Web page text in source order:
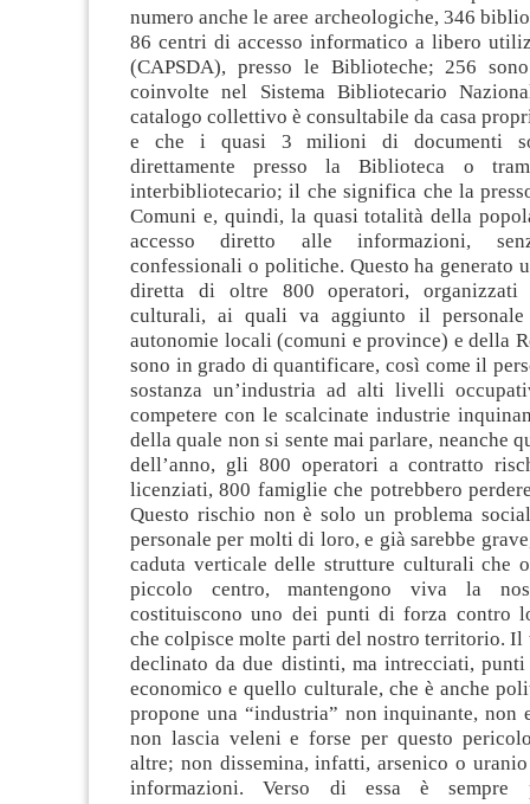
numero anche le aree archeologiche, 346
86 centri di accesso informatico a libero
(CAPSDA), presso le Biblioteche; 256
coinvolte nel Sistema Bibliotecario
catalogo collettivo è consultabile da casa
e che i quasi 3 milioni di documenti
direttamente presso la Biblioteca o
interbibliotecario; il che significa che la
Comuni e, quindi, la quasi totalità della
accesso diretto alle informazioni,
confessionali o politiche. Questo ha generato
diretta di oltre 800 operatori, organizzati
culturali, ai quali va aggiunto il
autonomie locali (comuni e province) e della
sono in grado di quantificare, così come il
sostanza un’industria ad alti livelli
competere con le scalcinate industrie
della quale non si sente mai parlare, neanche
dell’anno, gli 800 operatori a contratto
licenziati, 800 famiglie che potrebbero
Questo rischio non è solo un problema
personale per molti di loro, e già sarebbe
caduta verticale delle strutture culturali che
piccolo centro, mantengono viva la
costituiscono uno dei punti di forza contro
che colpisce molte parti del nostro territorio. Il
declinato da due distinti, ma intrecciati,
economico e quello culturale, che è anche
propone una “industria” non inquinante, non
non lascia veleni e forse per questo
altre; non dissemina, infatti, arsenico o
informazioni. Verso di essa è sempre